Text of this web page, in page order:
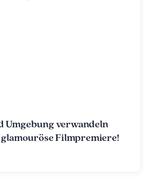
Umgebung verwandeln
Filmpremiere!